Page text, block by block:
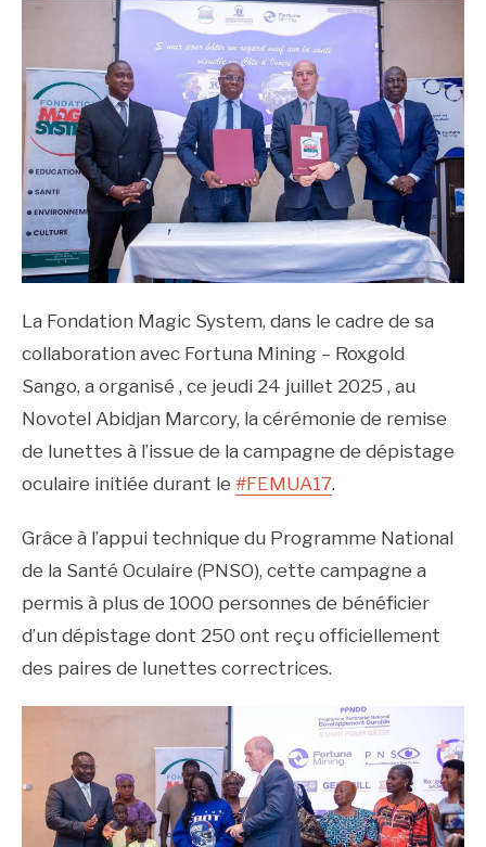
La Fondation Magic System, dans le cadre de sa
collaboration avec Fortuna Mining – Roxgold
Sango, a organisé , ce jeudi 24 juillet 2025 , au
Novotel Abidjan Marcory, la cérémonie de remise
de lunettes à l’issue de la campagne de dépistage
oculaire initiée durant le #FEMUA17.
Grâce à l’appui technique du Programme National
de la Santé Oculaire (PNSO), cette campagne a
permis à plus de 1000 personnes de bénéficier
d’un dépistage dont 250 ont reçu officiellement
des paires de lunettes correctrices.